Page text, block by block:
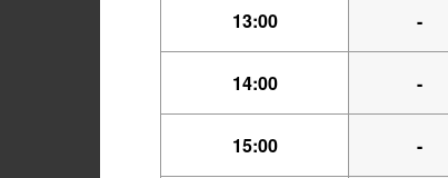
13:00 -
14:00 -
15:00 -